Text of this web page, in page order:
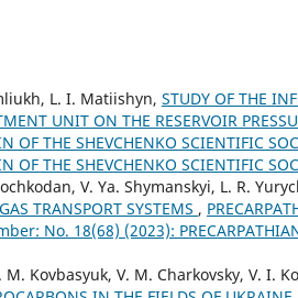
L. I. Matiishyn, STUDY OF THE
UNIT ON THE RESERVOIR
OF THE SHEVCHENKO SCIENTIFIC
OF THE SHEVCHENKO SCIENTIFIC
V. Ya. Shymanskyi, L. R.
TRANSPORT SYSTEMS ,
No. 18(68) (2023):
M. Kovbasyuk, V. M. Charkovsky, V. I.